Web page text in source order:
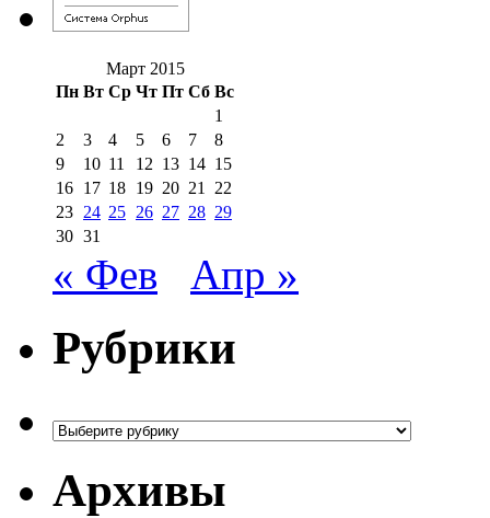
Март 2015
Пн Вт Ср Чт Пт Сб Вс
1
2
3 4 5 6 7
8
9
10 11 12 13 14 15
16 17 18 19 20 21 22
23 24 25 26 27 28 29
30 31
« Фев Апр »
Рубрики
Рубрики
Архивы